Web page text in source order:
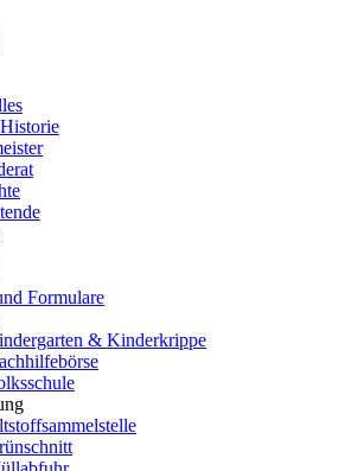
Formulare
& Kinderkrippe